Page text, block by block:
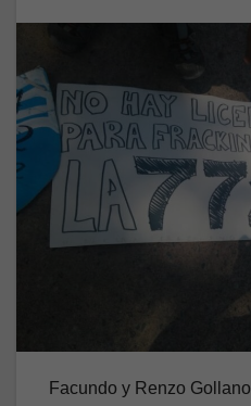
Facundo y Renzo